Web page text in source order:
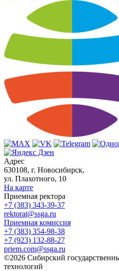
Адрес
630108, г. Новосибирск,
ул. Плахотного, 10
На карте
Приемная ректора
+7 (383) 343-39-37
rektorat@ssga.ru
Приемная комиссия
+7 (383) 354-98-38
+7 (923) 132-88-27
priem.com@ssga.ru
©2026 Сибирский
технологий